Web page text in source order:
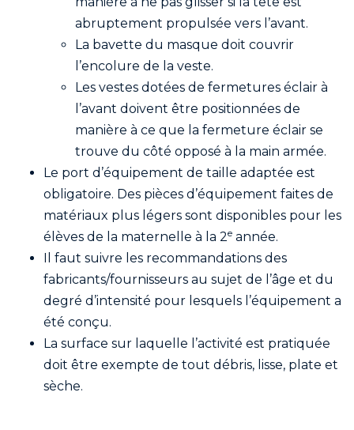
abruptement propulsée vers l’avant.
La bavette du masque doit couvrir
l’encolure de la veste.
Les vestes dotées de fermetures éclair à
l’avant doivent être positionnées de
manière à ce que la fermeture éclair se
trouve du côté opposé à la main armée.
Le port d’équipement de taille adaptée est
obligatoire. Des pièces d’équipement faites de
matériaux plus légers sont disponibles pour les
élèves de la maternelle à la 2e année.
Il faut suivre les recommandations des
fabricants/fournisseurs au sujet de l’âge et du
degré d’intensité pour lesquels l’équipement a
été conçu.
La surface sur laquelle l’activité est pratiquée
doit être exempte de tout débris, lisse, plate et
sèche.